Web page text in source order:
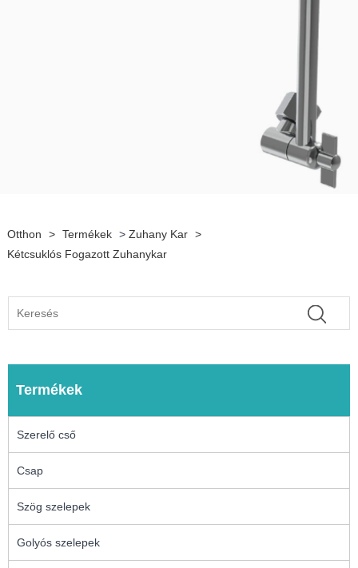
Otthon > Termékek > Zuhany Kar >
Kétcsuklós Fogazott Zuhanykar
Termékek
Szerelő cső
Csap
Szög szelepek
Golyós szelepek